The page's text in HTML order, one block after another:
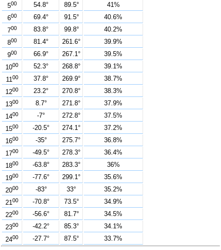
500 54.8° 89.5°
41%
600 69.4° 91.5°
40.6%
700 83.8° 99.8°
40.2%
800 81.4° 261.6°
39.9%
900 66.9° 267.1°
39.5%
1000 52.3° 268.8°
39.1%
1100 37.8° 269.9°
38.7%
1200 23.2° 270.8°
38.3%
1300 8.7° 271.8°
37.9%
1400 -7° 272.8°
37.5%
1500 -20.5° 274.1°
37.2%
1600 -35° 275.7°
36.8%
1700 -49.5° 278.3°
36.4%
1800 -63.8° 283.3°
36%
1900 -77.6° 299.1°
35.6%
2000 -83° 33°
35.2%
2100 -70.8° 73.5°
34.9%
2200 -56.6° 81.7°
34.5%
2300 -42.2° 85.3°
34.1%
2400 -27.7° 87.5° 33.7%